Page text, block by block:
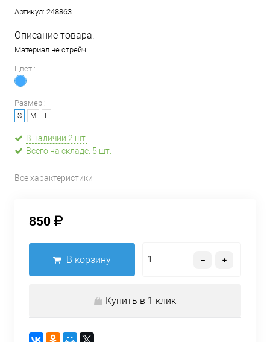
Артикул: 248863
Описание товара:
Материал не стрейч.
Цвет :
Размер :
S M L
В наличии 2 шт.
Всего на складе: 5 шт.
Все характеристики
850
В корзину
Купить в 1 клик